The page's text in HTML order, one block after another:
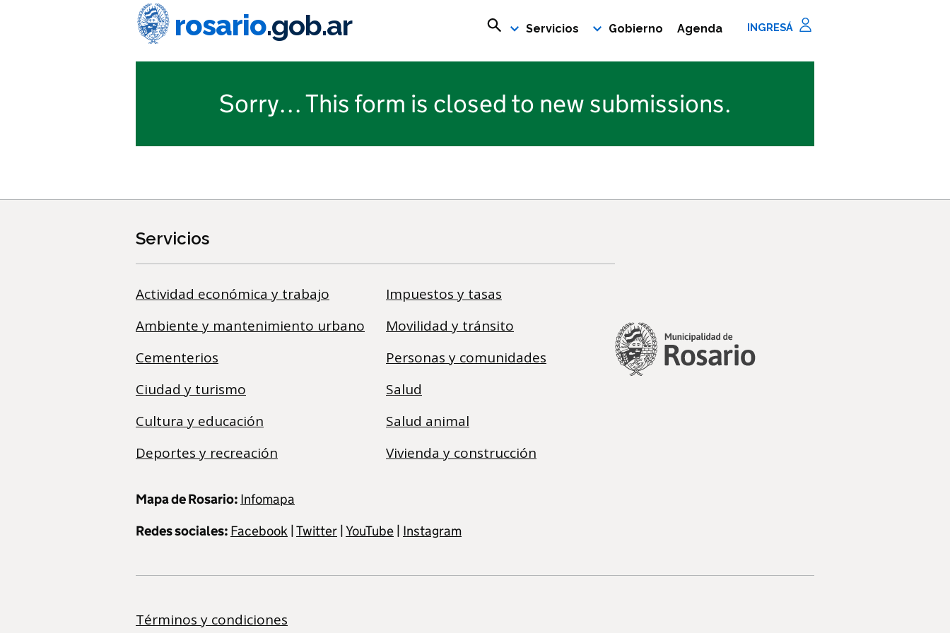
rosario.gob.ar Buscar en rosario.gob.ar
Servicios Gobierno Agenda
Información importante
Sorry… This form is closed to new submissions.
Servicios
Actividad económica y trabajo
Ambiente y mantenimiento urbano
Cementerios
Ciudad y turismo
Cultura y educación
Deportes y recreación
Impuestos y tasas
Movilidad y tránsito
Personas y comunidades
Salud
Salud animal
Vivienda y construcción
Mapa de Rosario: Infomapa
Redes sociales: Facebook Twitter YouTube Instagram
Términos y condiciones